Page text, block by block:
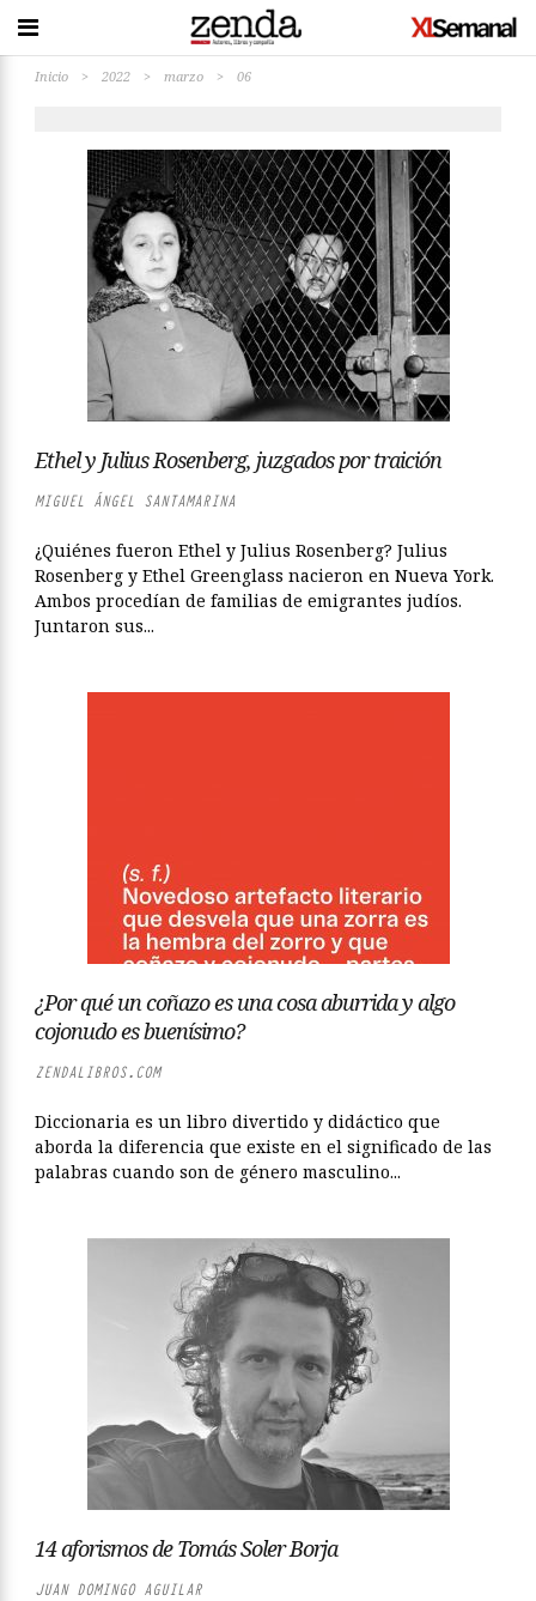
Inicio > 2022 > marzo > 06
Ethel y Julius Rosenberg, juzgados por traición
MIGUEL ÁNGEL SANTAMARINA
¿Quiénes fueron Ethel y Julius Rosenberg? Julius
Rosenberg y Ethel Greenglass nacieron en Nueva York.
Ambos procedían de familias de emigrantes judíos.
Juntaron sus...
¿Por qué un coñazo es una cosa aburrida y algo
cojonudo es buenísimo?
ZENDALIBROS.COM
Diccionaria es un libro divertido y didáctico que
aborda la diferencia que existe en el significado de las
palabras cuando son de género masculino...
14 aforismos de Tomás Soler Borja
JUAN DOMINGO AGUILAR